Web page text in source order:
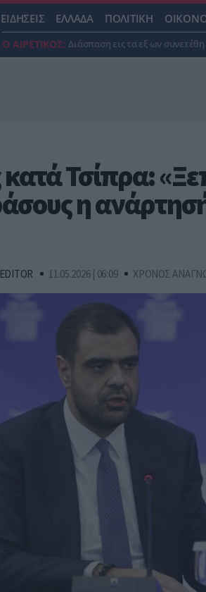
ΕΙΔΗΣΕΙΣ ΕΛΛΑΔΑ ΠΟΛΙΤΙΚΗ
Ο ΑΙΡΕΤΙΚΟΣ: Διάσπαση εις τα εξ ων συνετέθη
Τσίπρα:
η
11.05.2026 | 06:09 ΧΡΟΝΟΣ